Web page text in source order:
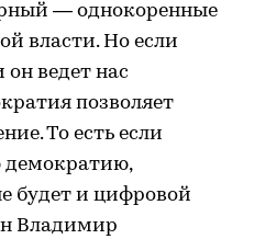
— однокоренные
власти. Но если
он ведет нас
позволяет
То есть если
демократию,
будет и цифровой
Владимир